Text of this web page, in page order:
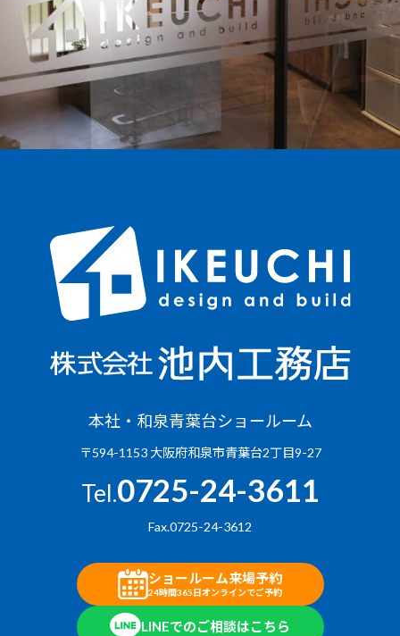
本社・和泉青葉台ショールーム
〒594-1153 大阪府和泉市青葉台2丁目9-27
Tel.0725-24-3611
Fax.0725-24-3612
ショールーム来場予約
24時間365日オンラインでご予約
LINEでのご相談はこちら